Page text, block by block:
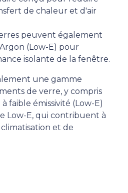
de chaleur et d'air
peuvent également
(Low-E) pour
isolante de la fenêtre.
une gamme
de verre, y compris
faible émissivité (Low-E)
Low-E, qui contribuent à
et de